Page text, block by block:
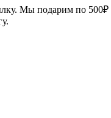
Мы подарим по 500₽